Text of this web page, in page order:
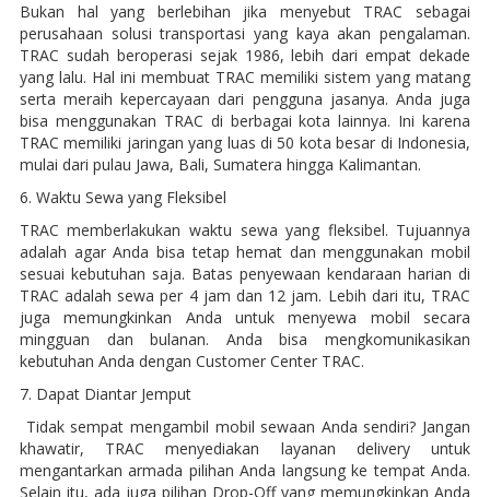
Bukan hal yang berlebihan jika menyebut TRAC sebagai
perusahaan solusi transportasi yang kaya akan pengalaman.
TRAC sudah beroperasi sejak 1986, lebih dari empat dekade
yang lalu. Hal ini membuat TRAC memiliki sistem yang matang
serta meraih kepercayaan dari pengguna jasanya. Anda juga
bisa menggunakan TRAC di berbagai kota lainnya. Ini karena
TRAC memiliki jaringan yang luas di 50 kota besar di Indonesia,
mulai dari pulau Jawa, Bali, Sumatera hingga Kalimantan.
6. Waktu Sewa yang Fleksibel
TRAC memberlakukan waktu sewa yang fleksibel. Tujuannya
adalah agar Anda bisa tetap hemat dan menggunakan mobil
sesuai kebutuhan saja. Batas penyewaan kendaraan harian di
TRAC adalah sewa per 4 jam dan 12 jam. Lebih dari itu, TRAC
juga memungkinkan Anda untuk menyewa mobil secara
mingguan dan bulanan. Anda bisa mengkomunikasikan
kebutuhan Anda dengan Customer Center TRAC.
7. Dapat Diantar Jemput
Tidak sempat mengambil mobil sewaan Anda sendiri? Jangan
khawatir, TRAC menyediakan layanan delivery untuk
mengantarkan armada pilihan Anda langsung ke tempat Anda.
Selain itu, ada juga pilihan Drop-Off yang memungkinkan Anda